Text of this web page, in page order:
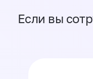
Если вы